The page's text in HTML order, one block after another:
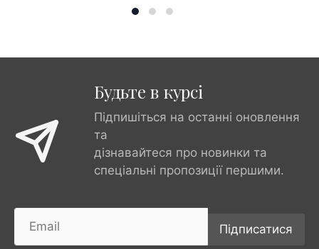
Будьте в курсі
Підпишіться на останні оновлення
та
дізнавайтеся про новинки та
спеціальні пропозиції першими.
Підписатися